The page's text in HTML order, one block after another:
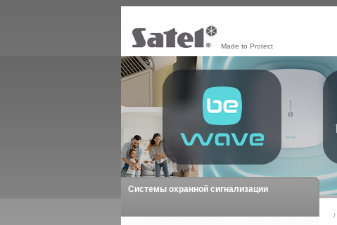
Made to Protect
Системы охранной сигнализации
/